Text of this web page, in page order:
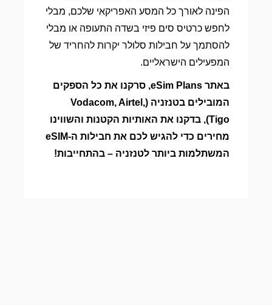
הפינה לאורך כל המסע האפריקאי שלכם, מבלי
לחפש כרטיס סים פיזי בשדה התעופה או מבלי
להסתמך על חבילות סלולר יקרות להחריד של
המפעילים הישראליים.
באתר eSim Plans, סרקנו את כל הספקים
המובילים בטנזניה (Vodacom, Airtel,
Tigo), בדקנו את האותיות הקטנות והשווינו
מחירים כדי להגיש לכם את חבילות ה-eSIM
המשתלמות ביותר לטנזניה – בהתחייבות!